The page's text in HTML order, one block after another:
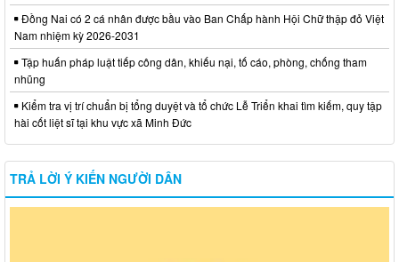
Đồng Nai có 2 cá nhân được bầu vào Ban Chấp hành Hội Chữ thập đỏ Việt
Nam nhiệm kỳ 2026-2031
Tập huấn pháp luật tiếp công dân, khiếu nại, tố cáo, phòng, chống tham
nhũng
Kiểm tra vị trí chuẩn bị tổng duyệt và tổ chức Lễ Triển khai tìm kiếm, quy tập
hài cốt liệt sĩ tại khu vực xã Minh Đức
TRẢ LỜI Ý KIẾN NGƯỜI DÂN